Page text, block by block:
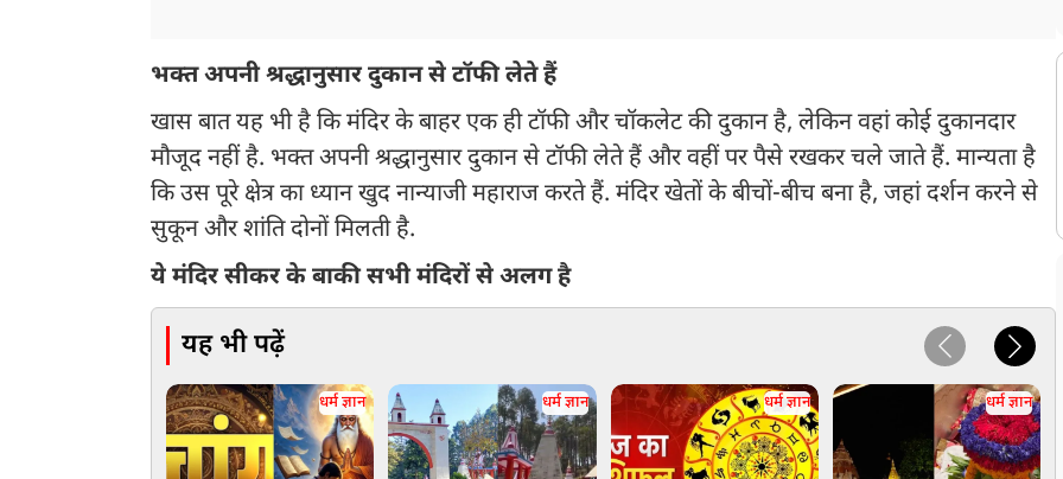
भक्त अपनी श्रद्धानुसार दुकान से टॉफी लेते हैं
खास बात यह भी है कि मंदिर के बाहर एक ही टॉफी और चॉकलेट की दुकान है, लेकिन वहां कोई दुकानदार
मौजूद नहीं है. भक्त अपनी श्रद्धानुसार दुकान से टॉफी लेते हैं और वहीं पर पैसे रखकर चले जाते हैं. मान्यता है
कि उस पूरे क्षेत्र का ध्यान खुद नान्याजी महाराज करते हैं. मंदिर खेतों के बीचों-बीच बना है, जहां दर्शन करने से
सुकून और शांति दोनों मिलती है.
ये मंदिर सीकर के बाकी सभी मंदिरों से अलग है
यह भी पढ़ें
धर्म ज्ञान धर्म ज्ञान धर्म ज्ञान धर्म ज्ञान